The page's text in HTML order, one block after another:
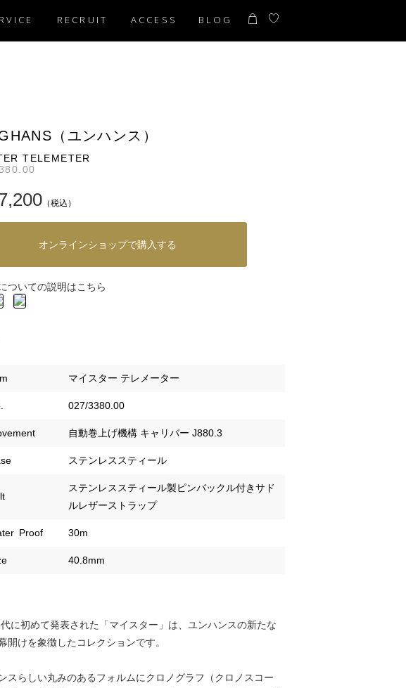
RECRUIT ACCESS BLOG
（ユンハンス）
TELEMETER
（税込）
オンラインショップで購入する
ついての説明はこちら
マイスター テレメーター
027/3380.00
自動巻上げ機構 キャリバー J880.3
ステンレススティール
ステンレススティール製ピンバックル付きサド
ルレザーストラップ
Proof 30m
40.8mm
に初めて発表された「マイスター」は、ユンハンスの新たな
開けを象徴したコレクションです。
スらしい丸みのあるフォルムにクロノグラフ（クロノスコー